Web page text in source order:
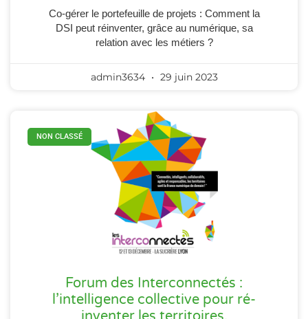
Co-gérer le portefeuille de projets : Comment la
DSI peut réinventer, grâce au numérique, sa
relation avec les métiers ?
admin3634 29 juin 2023
NON CLASSÉ
Forum des Interconnectés :
l’intelligence collective pour ré-